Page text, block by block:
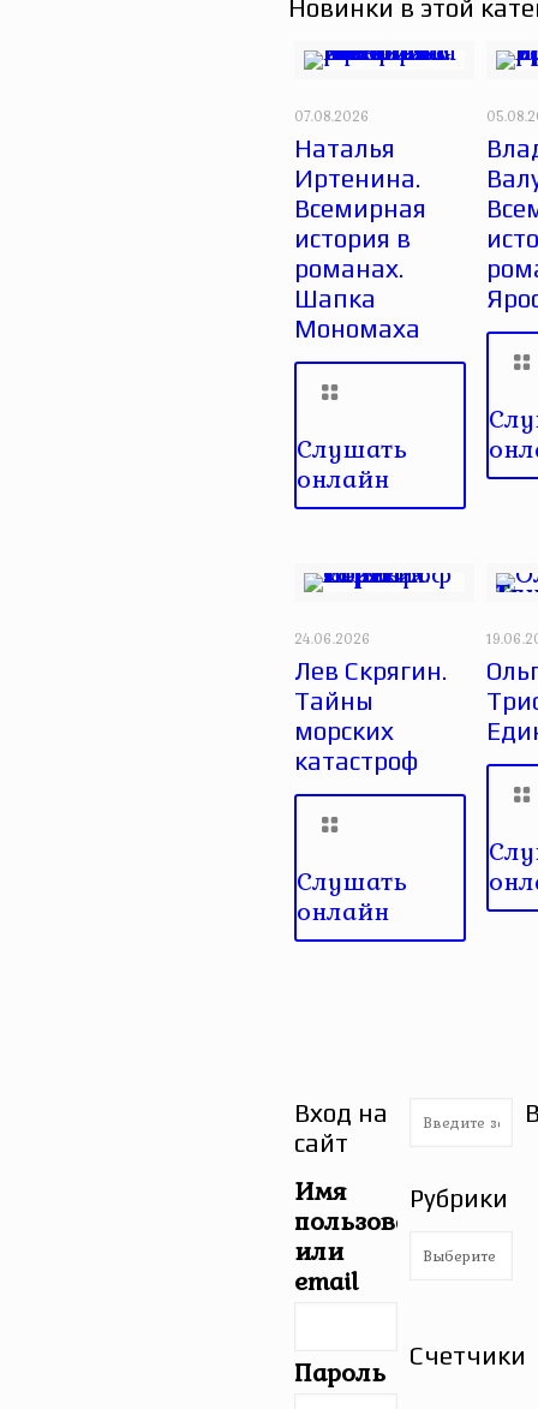
Новинки в этой
07.08.2026
Наталья
Иртенина.
Всемирная
история в
романах.
Шапка
Мономаха
Слушать
онлайн
24.06.2026
Лев Скрягин.
Тайны
морских
катастроф
Слушать
онлайн
Вход на
сайт
Имя
пользователя
или
email
Пароль
Рубрики
Рубрики
Счетчики